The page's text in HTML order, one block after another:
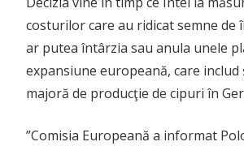
costurilor care au ridicat semne de
ar putea întârzia sau anula unele
expansiune europeană, care includ
majoră de producţie de cipuri în
”Comisia Europeană a informat